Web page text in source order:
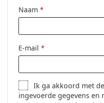
Naam *
E-mail *
Ik ga akkoord met
ingevoerde gegevens en